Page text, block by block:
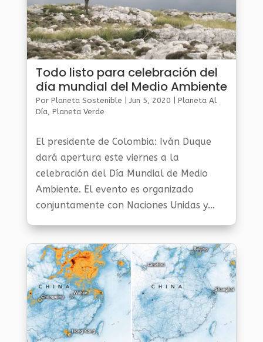
Todo listo para celebración del
día mundial del Medio Ambiente
Por Planeta Sostenible | Jun 5, 2020 | Planeta Al
Día Planeta Verde
El presidente de Colombia: Iván Duque
dará apertura este viernes a la
celebración del Día Mundial de Medio
Ambiente. El evento es organizado
conjuntamente con Naciones Unidas y
el país...